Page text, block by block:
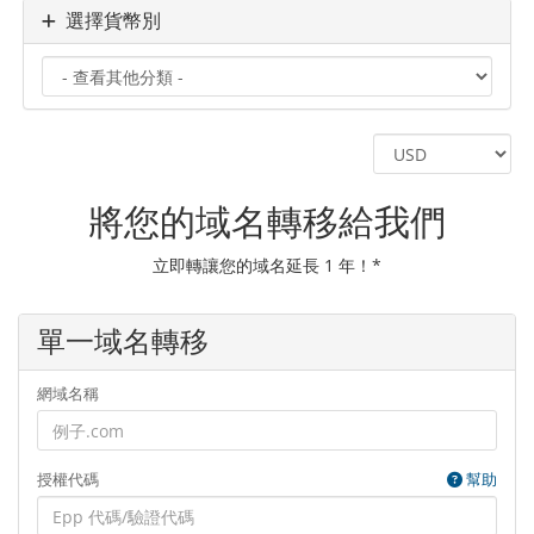
選擇貨幣別
將您的域名轉移給我們
立即轉讓您的域名延長 1 年！*
單一域名轉移
網域名稱
授權代碼 幫助